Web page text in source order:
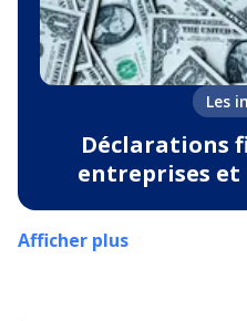
Les
Déclarations
entreprises
Afficher plus